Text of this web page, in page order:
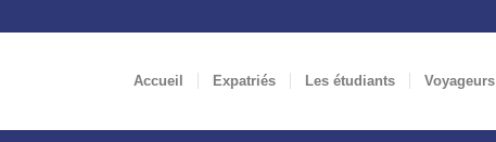
Accueil Expatriés Les étudiants Voyageurs